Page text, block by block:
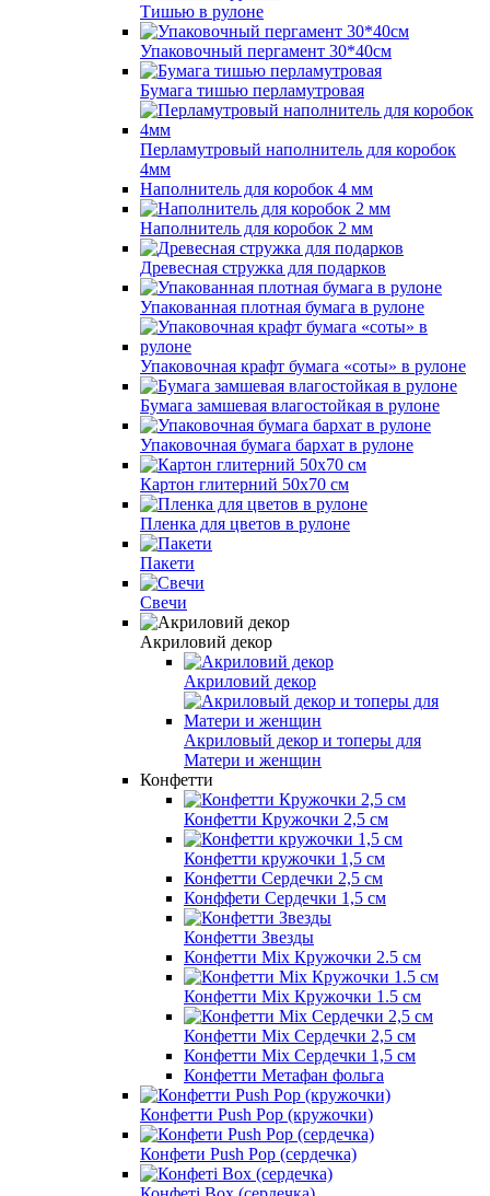
Тишью в рулоне
Упаковочный пергамент 30*40см
Бумага тишью перламутровая
Перламутровый наполнитель для коробок
4мм
Наполнитель для коробок 4 мм
Наполнитель для коробок 2 мм
Древесная стружка для подарков
Упакованная плотная бумага в рулоне
Упаковочная крафт бумага «соты» в рулоне
Бумага замшевая влагостойкая в рулоне
Упаковочная бумага бархат в рулоне
Картон глитерний 50х70 см
Пленка для цветов в рулоне
Пакети
Свечи
Акриловий декор
Акриловий декор
Акриловый декор и топеры для
Матери и женщин
Конфетти
Конфетти Кружочки 2,5 см
Конфетти кружочки 1,5 см
Конфетти Сердечки 2,5 см
Конффети Сердечки 1,5 см
Конфетти Звезды
Конфетти Mix Кружочки 2.5 см
Конфетти Mix Кружочки 1.5 см
Конфетти Mix Сердечки 2,5 см
Конфетти Mix Сердечки 1,5 см
Конфетти Метафан фольга
Конфетти Push Pop (кружочки)
Конфети Push Pop (сердечка)